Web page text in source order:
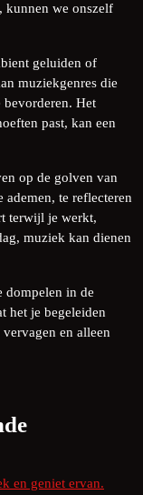
kunnen we onszelf
geluiden of
muziekgenres die
Het
past, kan een
op de golven van
te reflecteren
terwijl je werkt,
muziek kan dienen
dompelen in de
het je begeleiden
en alleen
en geniet ervan.